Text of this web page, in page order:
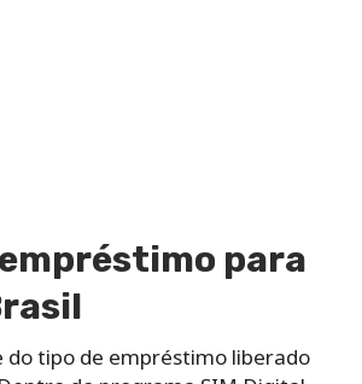
para
do tipo de empréstimo liberado